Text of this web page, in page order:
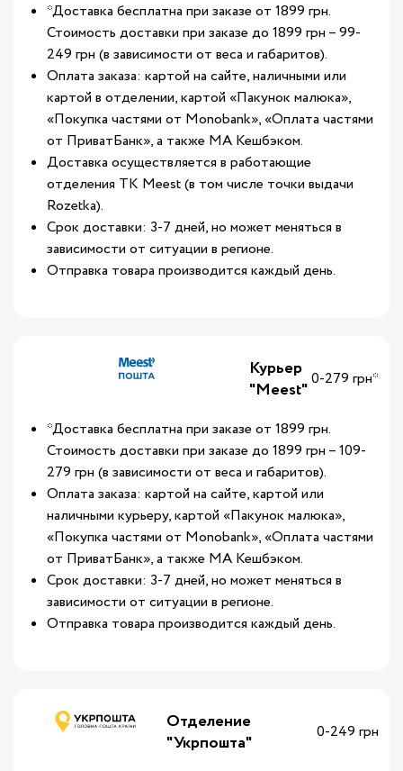
*Доставка бесплатна при заказе от 1899 грн.
Стоимость доставки при заказе до 1899 грн – 99-
249 грн (в зависимости от веса и габаритов).
Оплата заказа: картой на сайте, наличными или
картой в отделении, картой «Пакунок малюка»,
«Покупка частями от Monobank», «Оплата частями
от ПриватБанк», а также МА Кешбэком.
Доставка осуществляется в работающие
отделения ТК Meest (в том числе точки выдачи
Rozetka).
Срок доставки: 3-7 дней, но может меняться в
зависимости от ситуации в регионе.
Отправка товара производится каждый день.
Курьер
"Meest"0-279 грн*
*Доставка бесплатна при заказе от 1899 грн.
Стоимость доставки при заказе до 1899 грн – 109-
279 грн (в зависимости от веса и габаритов).
Оплата заказа: картой на сайте, картой или
наличными курьеру, картой «Пакунок малюка»,
«Покупка частями от Monobank», «Оплата частями
от ПриватБанк», а также МА Кешбэком.
Срок доставки: 3-7 дней, но может меняться в
зависимости от ситуации в регионе.
Отправка товара производится каждый день.
Отделение
"Укрпошта"
0-249 грн